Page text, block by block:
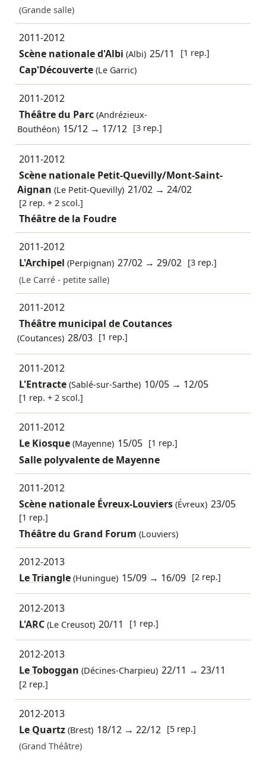
(Grande salle)
2011-2012
Scène nationale d'Albi (Albi) 25/11 [1 rep.]
Cap'Découverte (Le Garric)
2011-2012
Théâtre du Parc(Andrézieux-
Bouthéon) 15/12 → 17/12 [3 rep.]
2011-2012
Scène nationale Petit-Quevilly/Mont-Saint-
Aignan (Le Petit-Quevilly) 21/02 →24/02
[2 rep. + 2 scol.]
Théâtre de la Foudre
2011-2012
L'Archipel (Perpignan) 27/02 →29/02 [3 rep.]
(Le Carré - petite salle)
2011-2012
Théâtre municipal de Coutances
(Coutances) 28/03 [1 rep.]
2011-2012
L'Entracte(Sablé-sur-Sarthe) 10/05 → 12/05
[1 rep. + 2 scol.]
2011-2012
Le Kiosque(Mayenne) 15/05 [1 rep.]
Salle polyvalente de Mayenne
2011-2012
Scène nationale Évreux-Louviers(Évreux) 23/05
[1 rep.]
Théâtre du Grand Forum (Louviers)
2012-2013
Le Triangle(Huningue) 15/09 → 16/09 [2 rep.]
2012-2013
L'ARC(Le Creusot) 20/11 [1 rep.]
2012-2013
Le Toboggan (Décines-Charpieu) 22/11 →23/11
[2 rep.]
2012-2013
Le Quartz(Brest) 18/12 →22/12 [5 rep.]
(Grand Théâtre)